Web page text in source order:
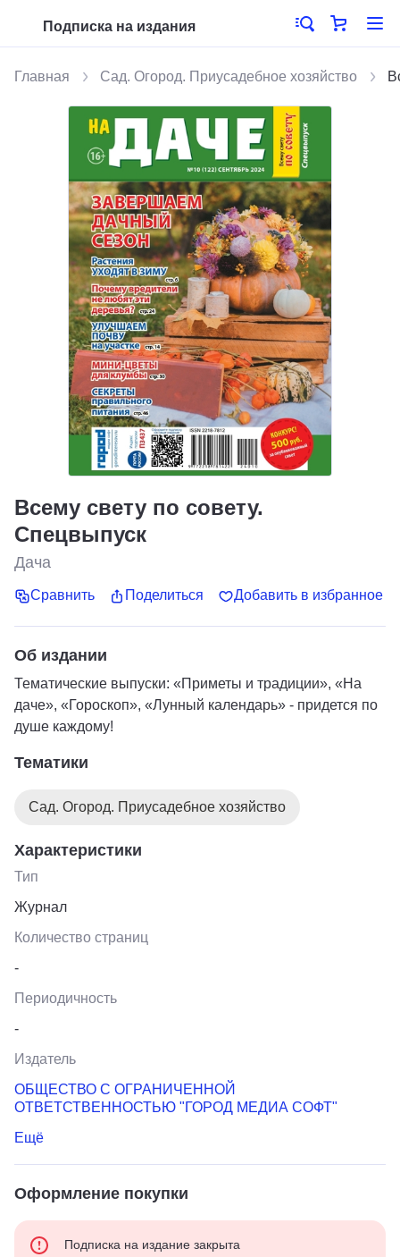
Подписка на издания
Главная Сад. Огород. Приусадебное хозяйство
Всему свету по совету.
Спецвыпуск
Дача
Сравнить Поделиться Добавить в избранное
Об издании
Тематические выпуски: «Приметы и традиции», «На
даче», «Гороскоп», «Лунный календарь» - придется по
душе каждому!
Тематики
Сад. Огород. Приусадебное хозяйство
Характеристики
Тип
Журнал
Количество страниц
-
Периодичность
-
Издатель
ОБЩЕСТВО С ОГРАНИЧЕННОЙ
ОТВЕТСТВЕННОСТЬЮ "ГОРОД МЕДИА СОФТ"
Ещё
Оформление покупки
Подписка на издание закрыта